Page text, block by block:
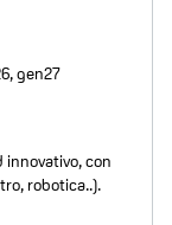
gen27
con
robotica..).